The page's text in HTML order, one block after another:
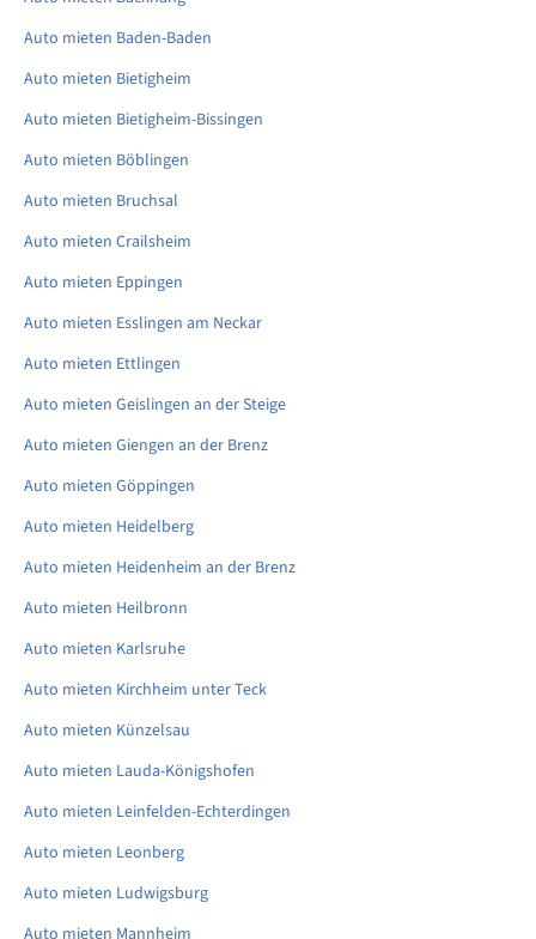
Auto mieten Baden-Baden
Auto mieten Bietigheim
Auto mieten Bietigheim-Bissingen
Auto mieten Böblingen
Auto mieten Bruchsal
Auto mieten Crailsheim
Auto mieten Eppingen
Auto mieten Esslingen am Neckar
Auto mieten Ettlingen
Auto mieten Geislingen an der Steige
Auto mieten Giengen an der Brenz
Auto mieten Göppingen
Auto mieten Heidelberg
Auto mieten Heidenheim an der Brenz
Auto mieten Heilbronn
Auto mieten Karlsruhe
Auto mieten Kirchheim unter Teck
Auto mieten Künzelsau
Auto mieten Lauda-Königshofen
Auto mieten Leinfelden-Echterdingen
Auto mieten Leonberg
Auto mieten Ludwigsburg
Auto mieten Mannheim